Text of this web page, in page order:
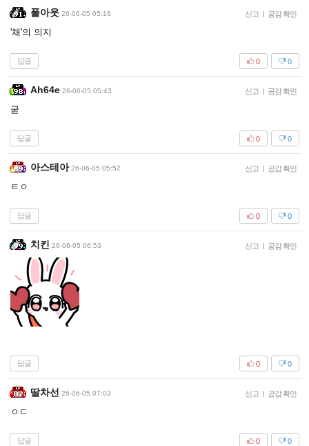
폴아웃 26-06-05 05:16 신고 공감 확인
'채'의 의지
답글 0
0
Ah64e 26-06-05 05:43 신고 공감 확인
굳
답글 0
0
아스테아 26-06-05 05:52 신고 공감 확인
ㅌㅇ
답글 0
0
치킨 26-06-05 06:53 신고 공감 확인
답글 0
0
딸차선 26-06-05 07:03 신고 공감 확인
ㅇㄷ
답글 0
0